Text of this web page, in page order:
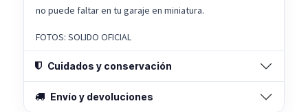
no puede faltar en tu garaje en miniatura.
FOTOS: SOLIDO OFICIAL
Cuidados y conservación
Envío y devoluciones